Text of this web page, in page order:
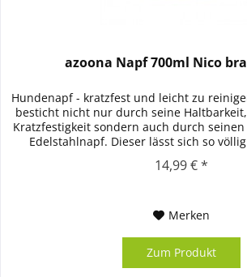
azoona Napf 700ml Nico
Hundenapf - kratzfest und leicht zu
besticht nicht nur durch seine
Kratzfestigkeit sondern auch durch
Edelstahlnapf. Dieser lässt sich so
14,99 € *
Merken
Zum Produkt